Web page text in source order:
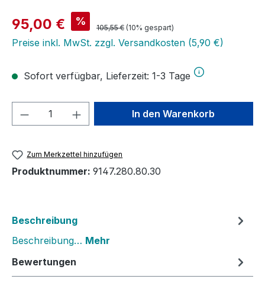
Verkaufspreis:
95,00 € % Regulärer Preis:
105,55 € (10% gespart)
Preise inkl. MwSt. zzgl. Versandkosten (5,90 €)
Sofort verfügbar, Lieferzeit: 1-3 Tage
Produkt Anzahl: Gib denIn den Warenkorb
Zum Merkzettel hinzufügen
Produktnummer: 9147.280.80.30
Beschreibung
Beschreibung… Mehr
Bewertungen